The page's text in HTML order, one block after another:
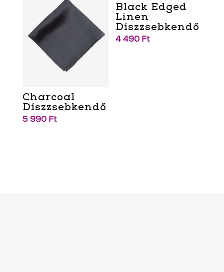
Charcoal
Díszzsebkendő
5 990 Ft
Black Edged
Linen
Díszzsebkendő
4 490 Ft